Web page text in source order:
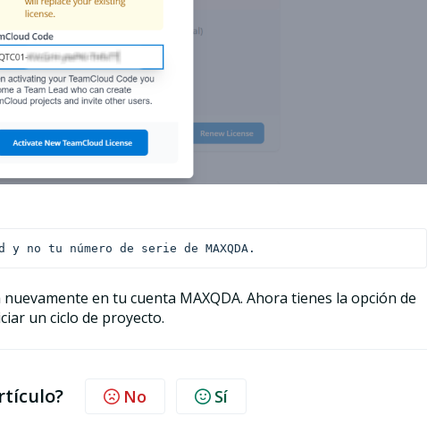
no tu número de serie de MAXQDA.
en tu cuenta MAXQDA. Ahora tienes la opción de
un ciclo de proyecto.
No Sí